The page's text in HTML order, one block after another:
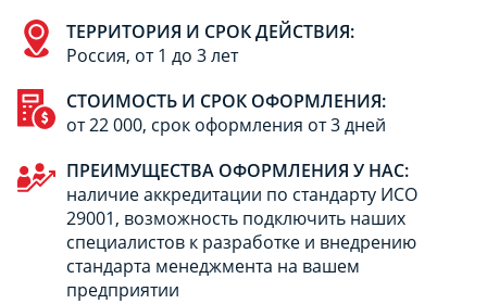
ТЕРРИТОРИЯ И СРОК ДЕЙСТВИЯ:
Россия, от 1 до 3 лет
СТОИМОСТЬ И СРОК ОФОРМЛЕНИЯ:
от 22 000, срок оформления от 3 дней
ПРЕИМУЩЕСТВА ОФОРМЛЕНИЯ У НАС:
наличие аккредитации по стандарту ИСО
29001, возможность подключить наших
специалистов к разработке и внедрению
стандарта менеджмента на вашем
предприятии